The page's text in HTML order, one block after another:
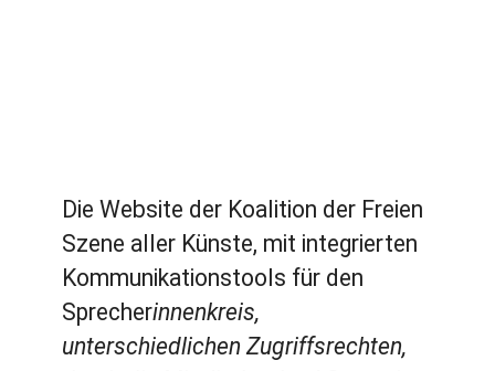
Die Website der Koalition der Freien
Szene aller Künste, mit integrierten
Kommunikationstools für den
Sprecherinnenkreis,
unterschiedlichen Zugriffsrechten,